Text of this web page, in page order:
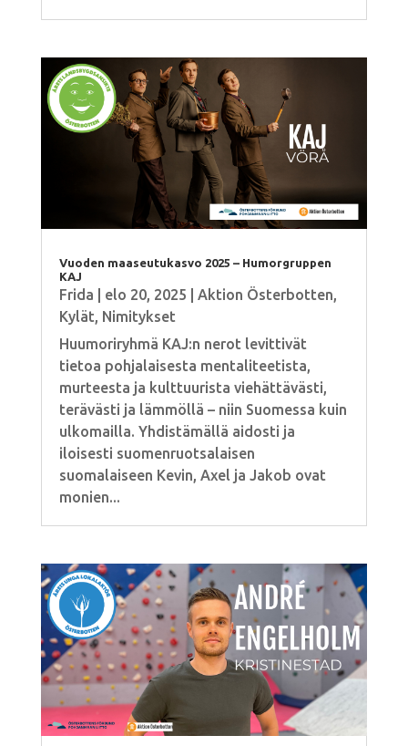
Vuoden maaseutukasvo 2025 – Humorgruppen
KAJ
Frida elo 20, 2025 Aktion Österbotten,
Kylät, Nimitykset
Huumoriryhmä KAJ:n nerot levittivät
tietoa pohjalaisesta mentaliteetista,
murteesta ja kulttuurista viehättävästi,
terävästi ja lämmöllä – niin Suomessa kuin
ulkomailla. Yhdistämällä aidosti ja
iloisesti suomenruotsalaisen
suomalaiseen Kevin, Axel ja Jakob ovat
monien...